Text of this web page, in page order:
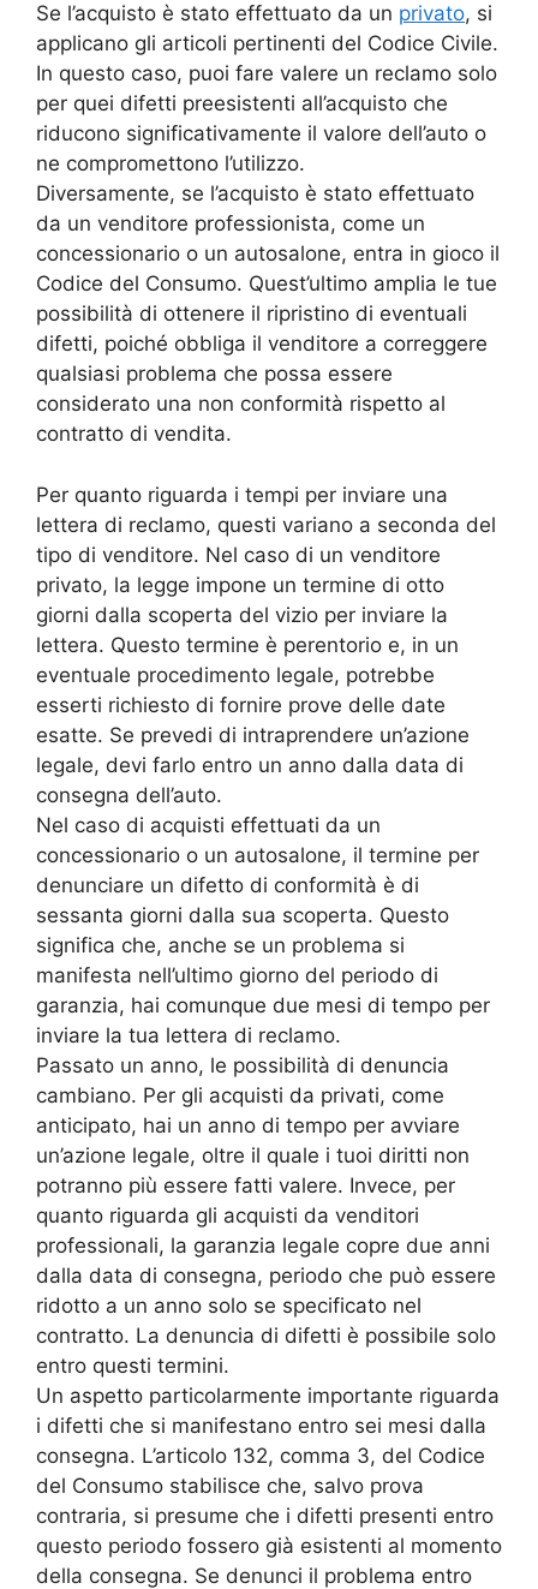
Se l’acquisto è stato effettuato da un privato, si
applicano gli articoli pertinenti del Codice Civile.
In questo caso, puoi fare valere un reclamo solo
per quei difetti preesistenti all’acquisto che
riducono significativamente il valore dell’auto o
ne compromettono l’utilizzo.
Diversamente, se l’acquisto è stato effettuato
da un venditore professionista, come un
concessionario o un autosalone, entra in gioco il
Codice del Consumo. Quest’ultimo amplia le tue
possibilità di ottenere il ripristino di eventuali
difetti, poiché obbliga il venditore a correggere
qualsiasi problema che possa essere
considerato una non conformità rispetto al
contratto di vendita.
Per quanto riguarda i tempi per inviare una
lettera di reclamo, questi variano a seconda del
tipo di venditore. Nel caso di un venditore
privato, la legge impone un termine di otto
giorni dalla scoperta del vizio per inviare la
lettera. Questo termine è perentorio e, in un
eventuale procedimento legale, potrebbe
esserti richiesto di fornire prove delle date
esatte. Se prevedi di intraprendere un’azione
legale, devi farlo entro un anno dalla data di
consegna dell’auto.
Nel caso di acquisti effettuati da un
concessionario o un autosalone, il termine per
denunciare un difetto di conformità è di
sessanta giorni dalla sua scoperta. Questo
significa che, anche se un problema si
manifesta nell’ultimo giorno del periodo di
garanzia, hai comunque due mesi di tempo per
inviare la tua lettera di reclamo.
Passato un anno, le possibilità di denuncia
cambiano. Per gli acquisti da privati, come
anticipato, hai un anno di tempo per avviare
un’azione legale, oltre il quale i tuoi diritti non
potranno più essere fatti valere. Invece, per
quanto riguarda gli acquisti da venditori
professionali, la garanzia legale copre due anni
dalla data di consegna, periodo che può essere
ridotto a un anno solo se specificato nel
contratto. La denuncia di difetti è possibile solo
entro questi termini.
Un aspetto particolarmente importante riguarda
i difetti che si manifestano entro sei mesi dalla
consegna. L’articolo 132, comma 3, del Codice
del Consumo stabilisce che, salvo prova
contraria, si presume che i difetti presenti entro
questo periodo fossero già esistenti al momento
della consegna. Se denunci il problema entro